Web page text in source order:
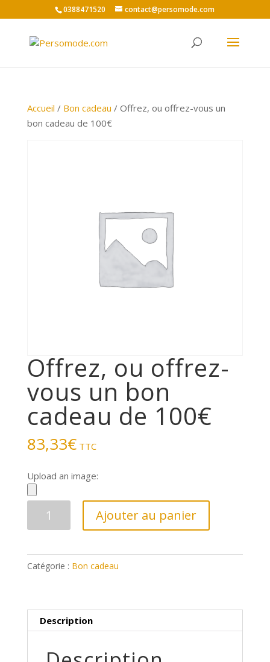
0388471520 contact@persomode.com
Accueil / Bon cadeau / Offrez, ou offrez-vous un
bon cadeau de 100€
Offrez, ou offrez-
vous un bon
cadeau de 100€
83,33€ TTC
Upload an image:
ou
offrez-
bon
cadeau
Ajouter au panier
Catégorie : Bon cadeau
Description